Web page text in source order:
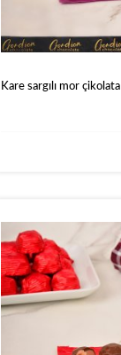
Kare sargılı mor çikolata